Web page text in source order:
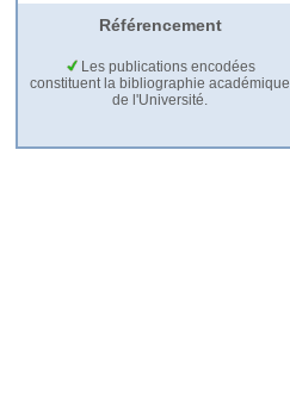
Référencement
Les publications encodées
constituent la bibliographie académique
de l'Université.